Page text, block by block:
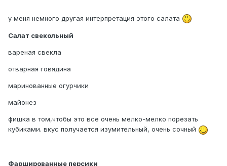
у меня немного другая интерпретация этого салата
Салат свекольный
вареная свекла
отварная говядина
маринованные огурчики
майонез
фишка в том,чтобы это все очень мелко-мелко порезать
кубиками. вкус получается изумительный, очень сочный
Фаршированные персики